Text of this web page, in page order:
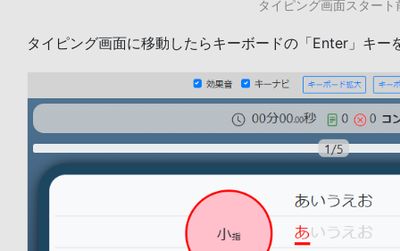
タイピング画面スタート
タイピング画面に移動したらキーボードの「Enter」キー